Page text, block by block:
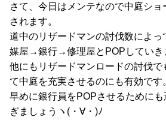
さて、今日はメンテなので中庭ショ
されます。
道中のリザードマンの討伐数によっ
媒屋→銀行→修理屋とPOPしていき
他にもリザードマンロードの討伐で
て中庭を充実させるのにも有効です
早めに銀行員をPOPさせるために
ぎましょうヽ(・∀・)ﾉ